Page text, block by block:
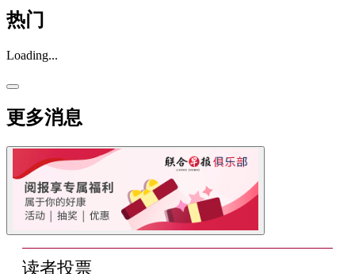
热门
Loading...
更多消息